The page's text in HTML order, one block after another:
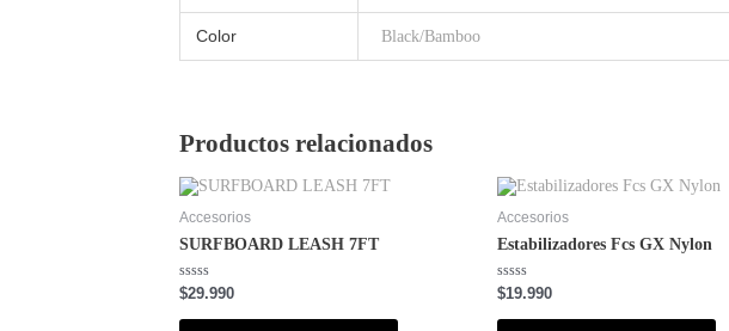
Color Black/Bamboo
Productos relacionados
Accesorios
SURFBOARD LEASH 7FT
Valorado
con
0
$29.990
Accesorios
Estabilizadores Fcs GX Nylon
Valorado
con
0
$19.990